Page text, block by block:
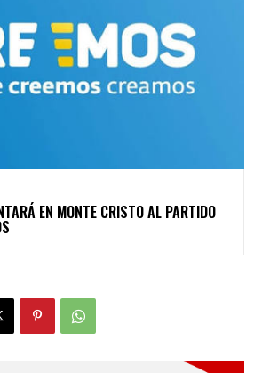
EN MONTE CRISTO AL PARTIDO